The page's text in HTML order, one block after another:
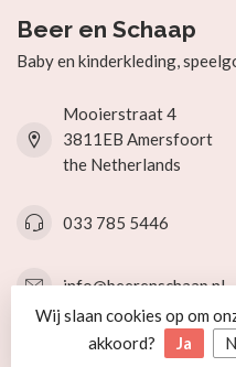
Beer en Schaap
Baby en kinderkleding,
Mooierstraat 4
3811EB Amersfoort
the Netherlands
033 785 5446
info@beerenschaap.nl
Categorieën
Wij slaan cookies op om
akkoord?
Ja